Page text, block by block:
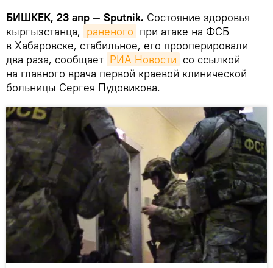
БИШКЕК, 23 апр — Sputnik. Состояние здоровья
кыргызстанца, раненого при атаке на ФСБ
в Хабаровске, стабильное, его прооперировали
два раза, сообщает РИА Новости со ссылкой
на главного врача первой краевой клинической
больницы Сергея Пудовикова.